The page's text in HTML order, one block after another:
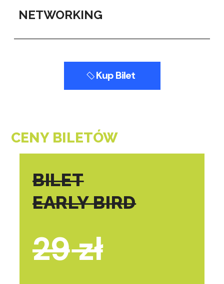
NETWORKING
Kup Bilet
CENY BILETÓW
BILET
EARLY BIRD
29zł